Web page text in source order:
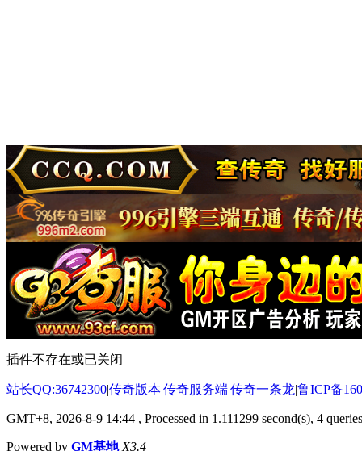
插件不存在或已关闭
站长QQ:36742300|传奇版本|传奇服务端|传奇一条龙|鲁ICP备
GMT+8, 2026-8-9 14:44 , Processed in 1.111299 second(s), 4
Powered by GM基地 X3.4